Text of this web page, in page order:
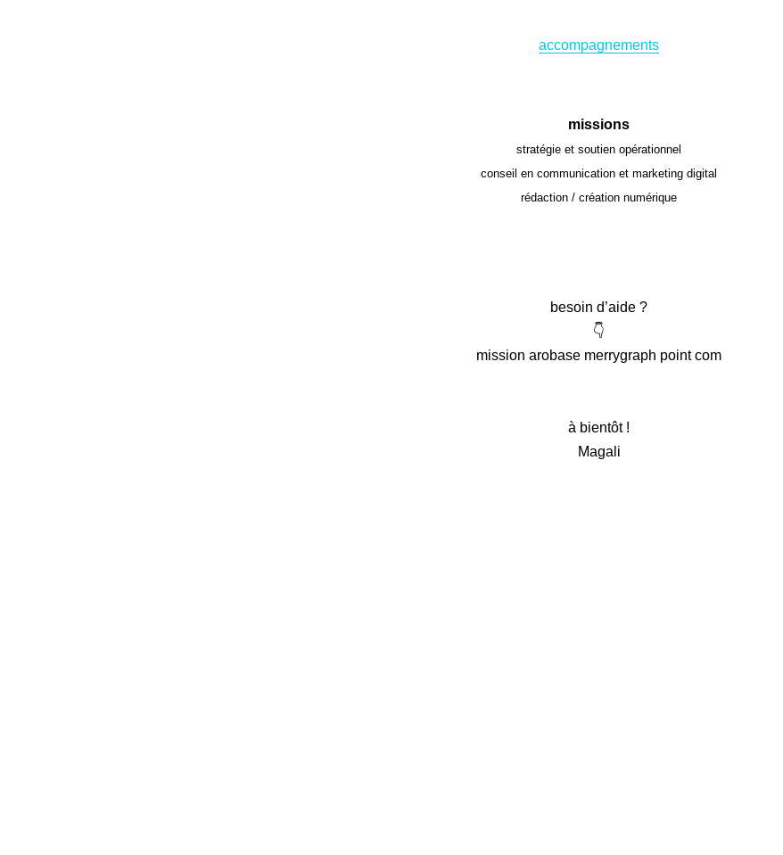
accompagnements
missions
stratégie et soutien opérationnel
conseil en communication et marketing digital
rédaction / création numérique
besoin d’aide ?
👇
mission arobase merrygraph point com
à bientôt !
Magali